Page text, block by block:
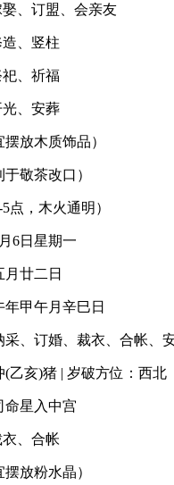
、订盟、会亲友
、竖柱
、祈福
、安葬
放木质饰品）
敬茶改口）
点，木火通明）
6日星期一
廿二日
甲午月辛巳日
采、订婚、裁衣、合帐、
(乙亥)猪 | 岁破方位：西北
命星入中宫
、合帐
放粉水晶）